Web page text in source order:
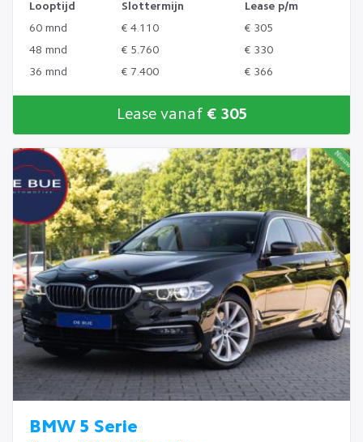
Looptijd Slottermijn
Lease p/m
60 mnd
€ 4.110
€ 305
48 mnd
€ 5.760
€ 330
36 mnd
€ 7.400 € 366
Lease vanaf € 305
BMW 5 Serie